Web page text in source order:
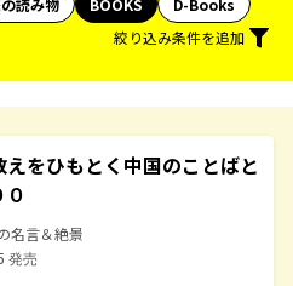
絞り込み条件を追加
えをひもとく中国のことばと
名言＆絶景
発売